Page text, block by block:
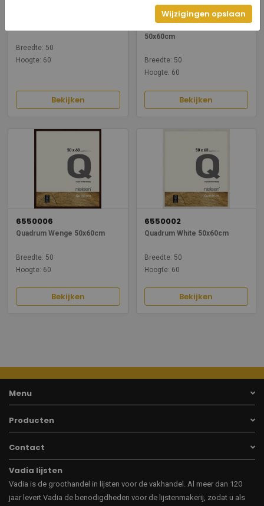
Breedte: 50
Hoogte: 60
Bekijken
6550003
Quadrum Oak Naturel
50x60cm
Breedte: 50
Hoogte: 60
Bekijken
6550006
Quadrum Wenge 50x60cm
Breedte: 50
Hoogte: 60
Bekijken
6550002
Quadrum White 50x60cm
Breedte: 50
Hoogte: 60
Bekijken
Menu
Producten
Contact
Vadia lijsten
Vadia is de groothandel in lijsten voor de vakhandel. Al meer dan 120
jaar levert Vadia de benodigdheden voor de lijstenmakerij, zodat u als
Wijzigingen opslaan